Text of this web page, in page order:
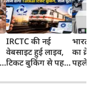
IRCTC की नई
वेबसाइट हुई लाइव,
टिकट बुकिंग से पहले
काम, जानें पूरा
भारत
का
पहले
और